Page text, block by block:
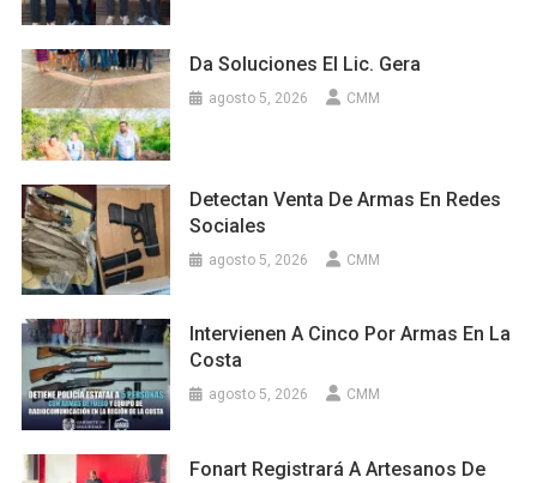
Da Soluciones El Lic. Gera
agosto 5, 2026 CMM
Detectan Venta De Armas En Redes
Sociales
agosto 5, 2026 CMM
Intervienen A Cinco Por Armas En La
Costa
agosto 5, 2026 CMM
Fonart Registrará A Artesanos De